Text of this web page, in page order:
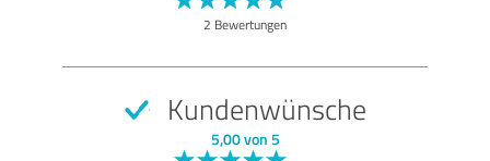
2 Bewertungen
Kundenwünsche
5,00 von 5